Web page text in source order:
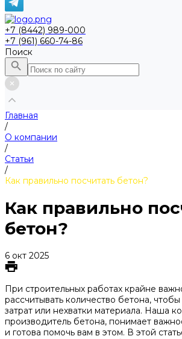
+7 (8442) 989-000
+7 (961) 660-74-86
Поиск
Главная
/
О компании
/
Статьи
/
Как правильно посчитать бетон?
Как правильно
бетон?
6 окт 2025
При строительных работах крайне
рассчитывать количество бетона,
затрат или нехватки материала. Наша
производитель бетона, понимает
и готова помочь вам в этом. В этой